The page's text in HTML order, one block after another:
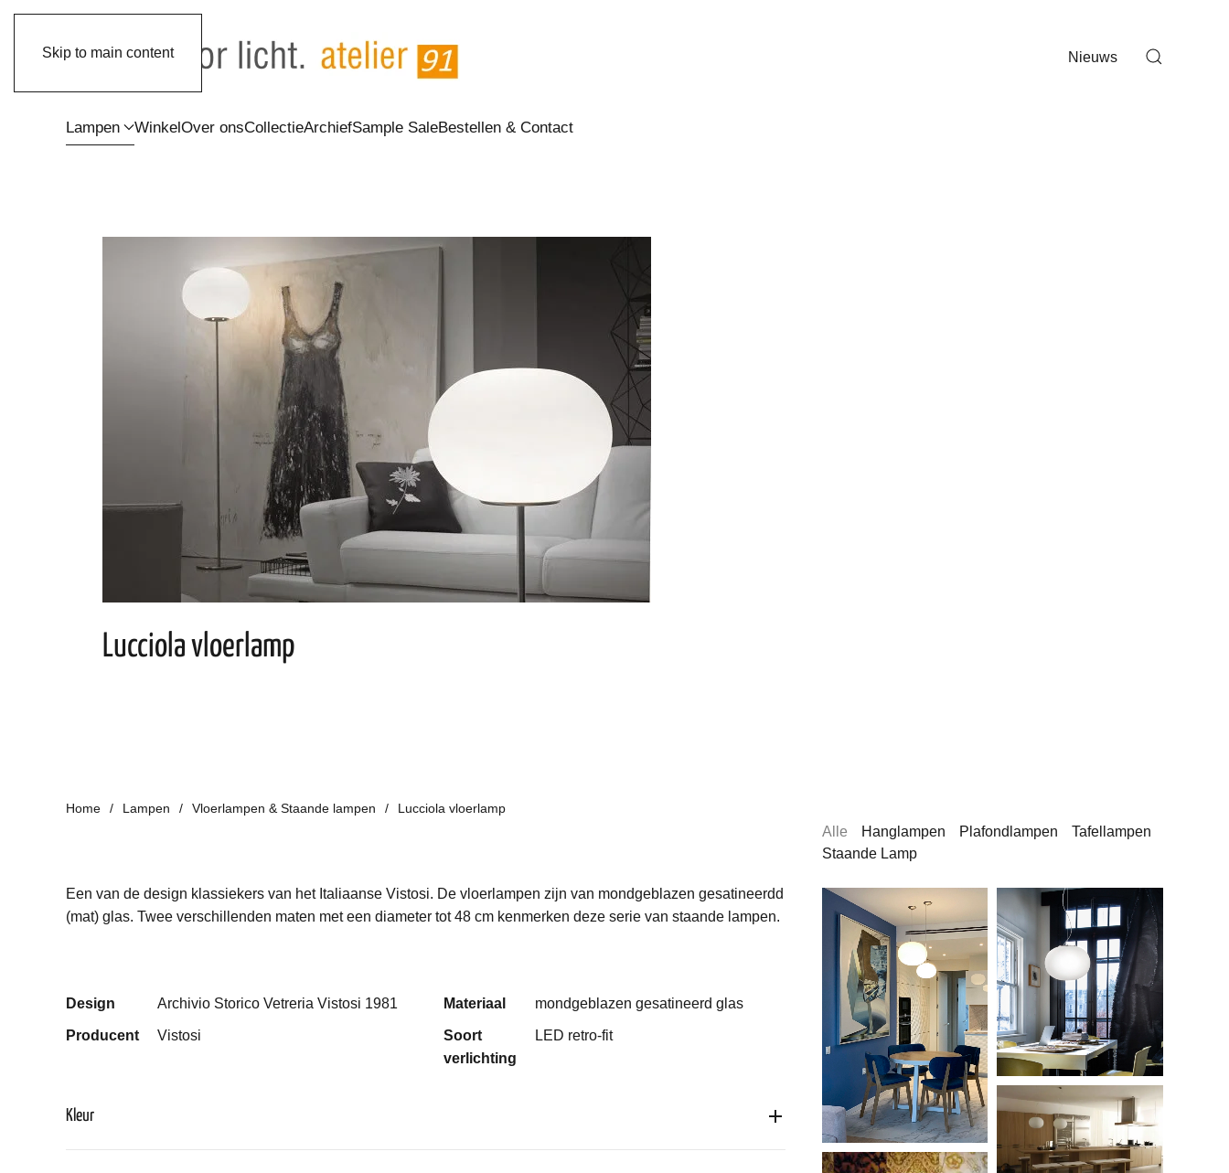
Skip to main content Nieuws
Lampen WinkelOver onsCollectieArchiefSample SaleBestellen & Contact
Lucciola vloerlamp
Home Lampen Vloerlampen & Staande lampen Lucciola vloerlamp
Een van de design klassiekers van het Italiaanse Vistosi. De vloerlampen zijn van mondgeblazen gesatineerdd
(mat) glas. Twee verschillenden maten met een diameter tot 48 cm kenmerken deze serie van staande lampen.
Design Archivio Storico Vetreria Vistosi 1981
Producent Vistosi
Materiaal mondgeblazen gesatineerd glas
Soort
verlichting
LED retro-fit
Kleur
Alle Hanglampen Plafondlampen
Tafellampen
Staande Lamp